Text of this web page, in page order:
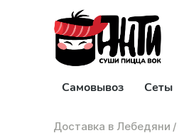
Самовывоз Сеты
Доставка в Лебедяни /